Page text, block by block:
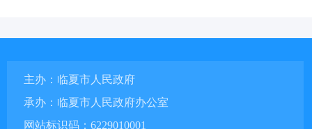
主办：临夏市人民政府
承办：临夏市人民政府办公室
网站标识码：6229010001